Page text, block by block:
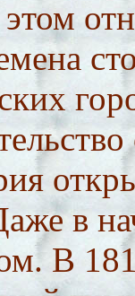
в
В